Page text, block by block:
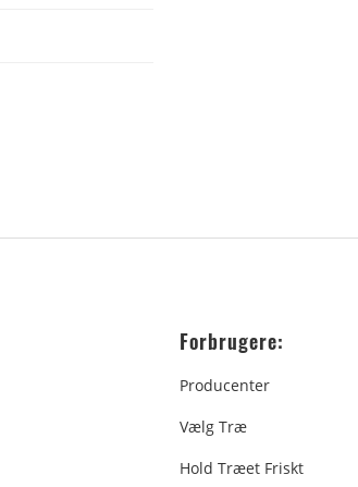
Forbrugere:
Producenter
Vælg Træ
Hold Træet Friskt